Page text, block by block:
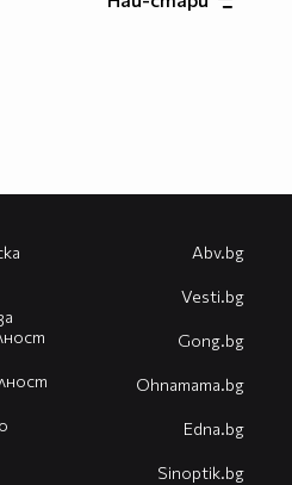
Abv.bg
Vesti.bg
Gong.bg
Оhnamama.bg
Edna.bg
Sinoptik.bg